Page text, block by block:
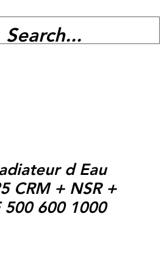
d Eau
CRM + NSR +
500 600 1000